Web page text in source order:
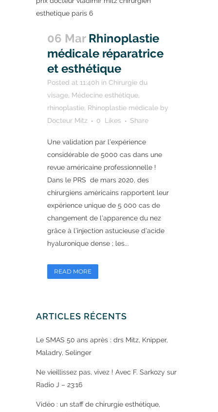
06 Mar Rhinoplastie
médicale réparatrice
et esthétique
Posted at 11:40h in Chirurgie du
visage, Médecine esthétique,
rhinoplastie, Rhinoplastie médicale by
Docteur Mitz
0 Likes Share
Une validation par l’expérience
considérable de 5000 cas dans une
revue américaine professionnelle !
Dans le PRS de mars 2020, des
chirurgiens américains rapportent leur
expérience unique de 5 000 cas de
changement de l’apparence du nez
grâce à l’injection astucieuse d’acide
hyaluronique dense ; les...
READ MORE
ARTICLES RÉCENTS
Le SMAS 50 ans après : drs Mitz, Knipper,
Maladry, Selinger
Ne vieillissez pas, vivez ! Avec F. Sarkozy sur
Radio J – 23:16
Vidéo : un staff de chirurgie esthétique,